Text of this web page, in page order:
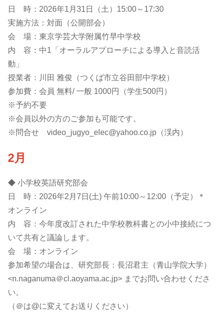
日 時：2026年1月31日（土）15:00～17:30
実施方法：対面（公開部会）
会 場：東京学芸大学附属竹早中学校
内 容：中1「オーラルアプローチによる導入と音読活
動」
授業者：川田 雅俊（つくば市立谷田部中学校）
参加費：会員 無料/ 一般 1000円（学生500円）
※予約不要
※会員以外の方のご参加も可能です。
※問合せ video_jugyo_elec@yahoo.co.jp（渓内）
2月
◆ 小学校英語研究部会
日 時：2026年2月7日(土) 午前10:00～12:00（予定）＊
オンライン
内 容：今年度改訂された中学校教科書との小中接続につ
いて共有と議論します。
会 場：オンライン
参加希望の場合は、研究部長：長沼君主（青山学院大学）
<n.naganuma＠cl.aoyama.ac.jp> までお問い合わせくださ
い。
（＠は@に変えてお送りください）